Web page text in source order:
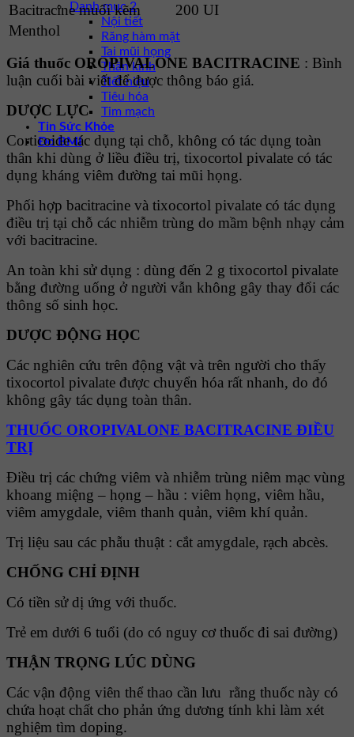
Danh mục 2
Nội tiết
Răng hàm mặt
Tai mũi họng
Thần kinh
Tiết niệu
Tiêu hóa
Tim mạch
Tin Sức Khỏe
Đo BMI
Bacitracine muối kẽm
200 UI
Menthol
Giá thuốc OROPIVALONE BACITRACINE : Bình
luận cuối bài viết để được thông báo giá.
DƯỢC LỰC
Corticoide tác dụng tại chỗ, không có tác dụng toàn
thân khi dùng ở liều điều trị, tixocortol pivalate có tác
dụng kháng viêm đường tai mũi họng.
Phối hợp bacitracine và tixocortol pivalate có tác dụng
điều trị tại chỗ các nhiễm trùng do mầm bệnh nhạy cảm
với bacitracine.
An toàn khi sử dụng : dùng đến 2 g tixocortol pivalate
bằng đường uống ở người vẫn không gây thay đổi các
thông số sinh học.
DƯỢC ĐỘNG HỌC
Các nghiên cứu trên động vật và trên người cho thấy
tixocortol pivalate được chuyển hóa rất nhanh, do đó
không gây tác dụng toàn thân.
THUỐC OROPIVALONE BACITRACINE ĐIỀU
TRỊ
Điều trị các chứng viêm và nhiễm trùng niêm mạc vùng
khoang miệng – họng – hầu : viêm họng, viêm hầu,
viêm amygdale, viêm thanh quản, viêm khí quản.
Trị liệu sau các phẫu thuật : cắt amygdale, rạch abcès.
CHỐNG CHỈ ĐỊNH
Có tiền sử dị ứng với thuốc.
Trẻ em dưới 6 tuổi (do có nguy cơ thuốc đi sai đường)
THẬN TRỌNG LÚC DÙNG
Các vận động viên thể thao cần lưu rằng thuốc này có
chứa hoạt chất cho phản ứng dương tính khi làm xét
nghiệm tìm doping.